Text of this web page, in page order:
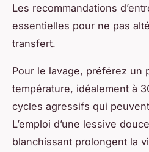
Les recommandations
essentielles pour ne pas
transfert.
Pour le lavage, préférez un
température, idéalement à
cycles agressifs qui
L’emploi d’une lessive
blanchissant prolongent la